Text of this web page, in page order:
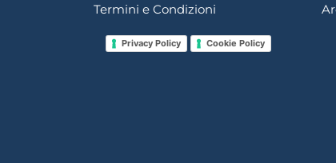
Termini e Condizioni
Privacy Policy Cookie Policy